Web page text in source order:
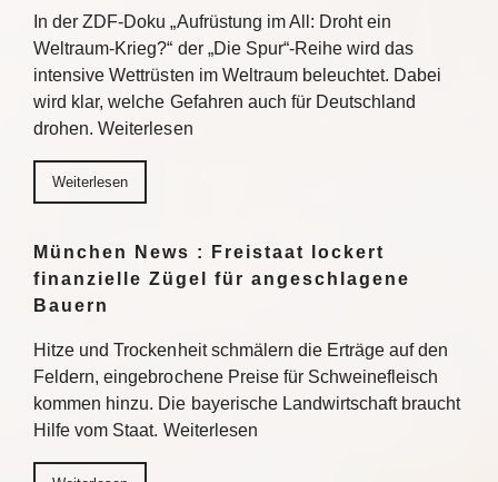
In der ZDF-Doku „Aufrüstung im All: Droht ein
Weltraum-Krieg?“ der „Die Spur“-Reihe wird das
intensive Wettrüsten im Weltraum beleuchtet. Dabei
wird klar, welche Gefahren auch für Deutschland
drohen. Weiterlesen
Weiterlesen
München News : Freistaat lockert
finanzielle Zügel für angeschlagene
Bauern
Hitze und Trockenheit schmälern die Erträge auf den
Feldern, eingebrochene Preise für Schweinefleisch
kommen hinzu. Die bayerische Landwirtschaft braucht
Hilfe vom Staat. Weiterlesen